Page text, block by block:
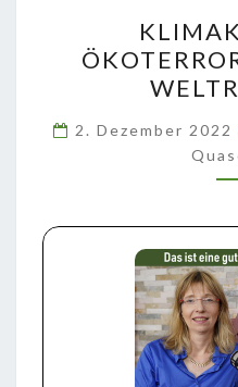
2. Dezember 2022